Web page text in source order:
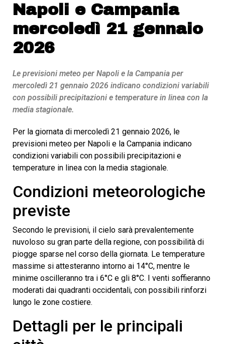
Napoli e Campania
mercoledì 21 gennaio
2026
Le previsioni meteo per Napoli e la Campania per
mercoledì 21 gennaio 2026 indicano condizioni variabili
con possibili precipitazioni e temperature in linea con la
media stagionale.
Per la giornata di mercoledì 21 gennaio 2026, le
previsioni meteo per Napoli e la Campania indicano
condizioni variabili con possibili precipitazioni e
temperature in linea con la media stagionale.
Condizioni meteorologiche
previste
Secondo le previsioni, il cielo sarà prevalentemente
nuvoloso su gran parte della regione, con possibilità di
piogge sparse nel corso della giornata. Le temperature
massime si attesteranno intorno ai 14°C, mentre le
minime oscilleranno tra i 6°C e gli 8°C. I venti soffieranno
moderati dai quadranti occidentali, con possibili rinforzi
lungo le zone costiere.
Dettagli per le principali